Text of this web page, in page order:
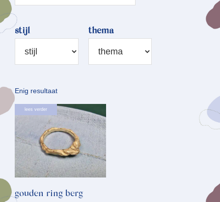
stijl thema
Enig resultaat
lees verder
gouden ring berg